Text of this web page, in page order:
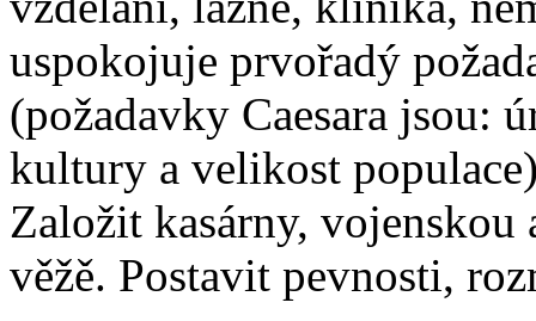
uspokojuje prvořadý
(požadavky Caesara jsou:
kultury a velikost
Založit kasárny, vojenskou
věžě. Postavit pevnosti,